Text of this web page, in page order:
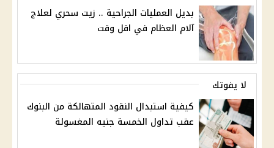
بديل العمليات الجراحية .. زيت سحري لعلاج
آلام العظام في اقل وقت
لا يفوتك
كيفية استبدال النقود المتهالكة من البنوك
عقب تداول الخمسة جنيه المغسولة